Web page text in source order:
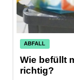
ABFALL
Wie befüllt
richtig?